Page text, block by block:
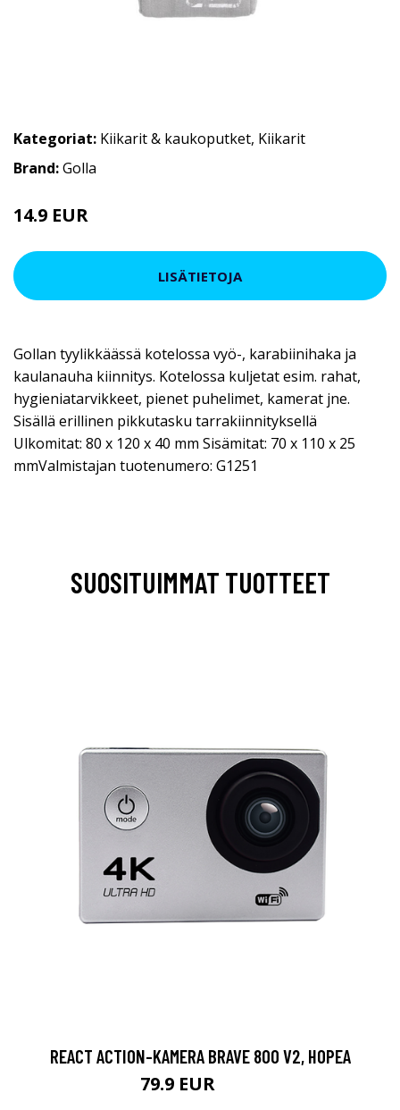
Kategoriat: Kiikarit & kaukoputket, Kiikarit
Brand:Golla
14.9 EUR
LISÄTIETOJA
Gollan tyylikkäässä kotelossa vyö-, karabiinihaka ja
kaulanauha kiinnitys. Kotelossa kuljetat esim. rahat,
hygieniatarvikkeet, pienet puhelimet, kamerat jne.
Sisällä erillinen pikkutasku tarrakiinnityksellä
Ulkomitat: 80 x 120 x 40 mm Sisämitat: 70 x 110 x 25
mmValmistajan tuotenumero: G1251
SUOSITUIMMAT TUOTTEET
REACT ACTION-KAMERA BRAVE 800 V2, HOPEA
79.9 EUR